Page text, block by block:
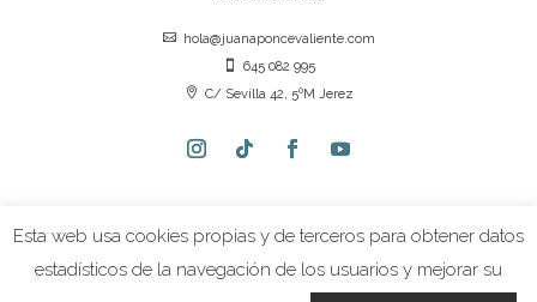
 hola@juanaponcevaliente.com
 645 082 995
 C/ Sevilla 42, 5ºM Jerez
Juana Ponce Valiente © 2026 | Todos los derechos
Esta web usa cookies propias y de terceros para obtener datos
estadísticos de la navegación de los usuarios y mejorar su